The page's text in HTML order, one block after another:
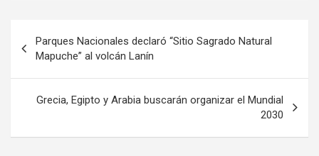
de
entradas
Parques Nacionales declaró “Sitio Sagrado Natural
Mapuche” al volcán Lanín
Grecia, Egipto y Arabia buscarán organizar el Mundial
2030